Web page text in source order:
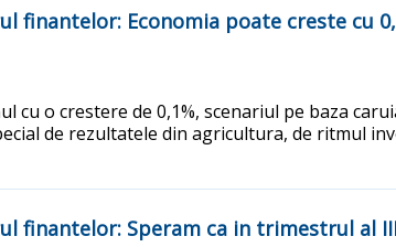
finantelor: Economia poate creste
cu o crestere de 0,1%, scenariul pe baza
de rezultatele din agricultura, de ritmul
finantelor: Speram ca in trimestrul al